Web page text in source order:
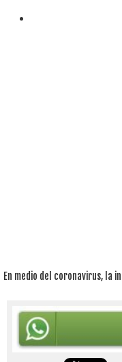
En medio del coronavirus, la